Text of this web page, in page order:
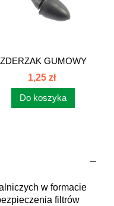
ZDERZAK GUMOWY
MAŁY MASKI...
1,25 zł
Do koszyka
w formacie
filtrów